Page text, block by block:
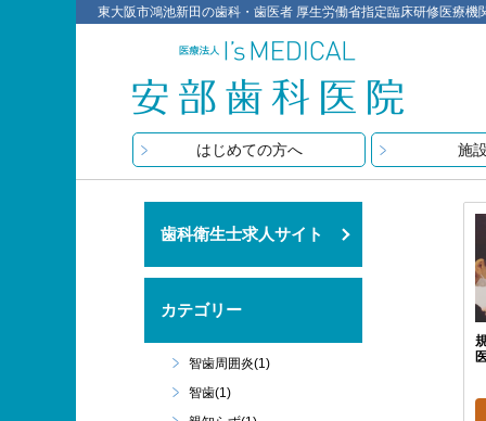
東大阪市鴻池新田の歯科・歯医者 厚生労働省指定臨床研修医療機
はじめての方へ 施
歯科衛生士求人サイト
カテゴリー
智歯周囲炎(1)
智歯(1)